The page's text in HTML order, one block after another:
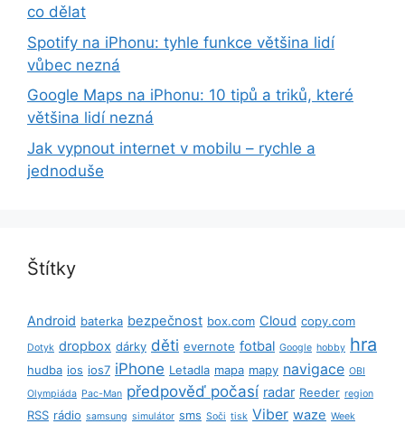
co dělat
Spotify na iPhonu: tyhle funkce většina lidí
vůbec nezná
Google Maps na iPhonu: 10 tipů a triků, které
většina lidí nezná
Jak vypnout internet v mobilu – rychle a
jednoduše
Štítky
Android baterka bezpečnost box.com Cloud copy.com
Dotyk dropbox dárky děti evernote fotbal Google hobby hra
hudba ios ios7 iPhone Letadla mapa mapy navigace OBI
Olympiáda Pac-Man předpověď počasí radar Reeder region
RSS rádio samsung simulátor sms Soči tisk Viber waze Week